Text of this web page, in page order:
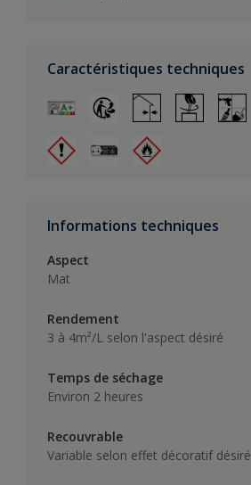
Caractéristiques techniques
Informations techniques
Aspect
Mat
Rendement
3 à 4m²/L selon l'aspect désiré
Temps de séchage
Environ 2 heures
Recouvrable
Variable selon effet décoratif désiré